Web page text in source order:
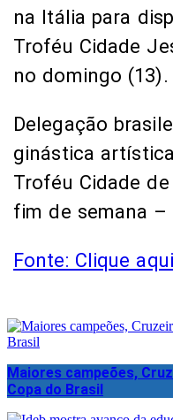
na Itália para
Troféu Cidade
no domingo (13).
Delegação
ginástica
Troféu Cidade
fim de semana –
Fonte: Clique aqui
Maiores campeões,
Copa do Brasil